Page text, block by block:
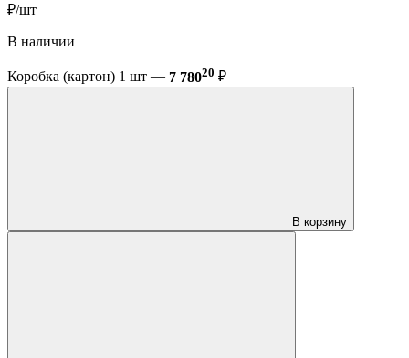
₽/шт
В наличии
Коробка (картон) 1 шт — 7 78020 ₽
В корзину